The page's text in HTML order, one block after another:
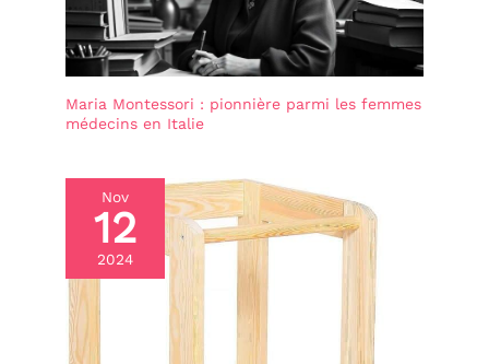
Maria Montessori : pionnière parmi les femmes
médecins en Italie
Nov
12
2024